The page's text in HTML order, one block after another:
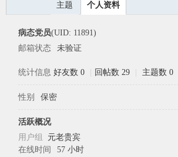
主题 个人资料
病态党员(UID: 11891)
邮箱状态
未验证
统计信息 好友数 0 回帖数 29 主题数 0
性别 保密
活跃概况
用户组 元老贵宾
在线时间
57 小时